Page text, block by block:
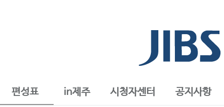
편성표 in제주 시청자센터 공지사항